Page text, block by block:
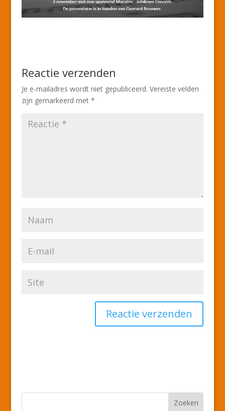
Reactie verzenden
Je e-mailadres wordt niet gepubliceerd. Vereiste velden
zijn gemarkeerd met *